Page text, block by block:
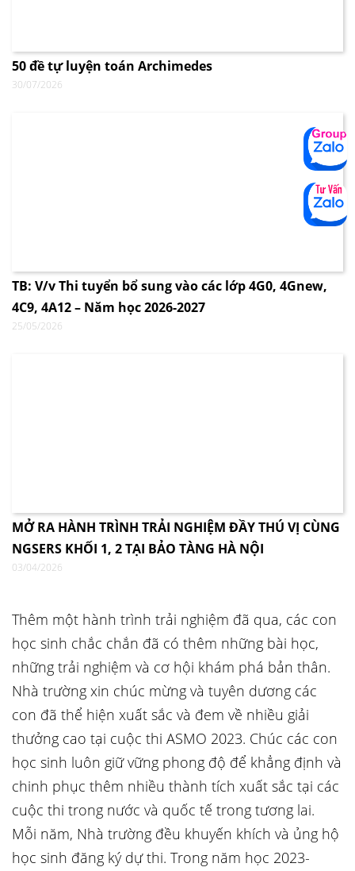
50 đề tự luyện toán Archimedes
30/07/2026
TB: V/v Thi tuyển bổ sung vào các lớp 4G0, 4Gnew,
4C9, 4A12 – Năm học 2026-2027
25/05/2026
MỞ RA HÀNH TRÌNH TRẢI NGHIỆM ĐẦY THÚ VỊ CÙNG
NGSERS KHỐI 1, 2 TẠI BẢO TÀNG HÀ NỘI
03/04/2026
Thêm một hành trình trải nghiệm đã qua, các con
học sinh chắc chắn đã có thêm những bài học,
những trải nghiệm và cơ hội khám phá bản thân.
Nhà trường xin chúc mừng và tuyên dương các
con đã thể hiện xuất sắc và đem về nhiều giải
thưởng cao tại cuộc thi ASMO 2023. Chúc các con
học sinh luôn giữ vững phong độ để khẳng định và
chinh phục thêm nhiều thành tích xuất sắc tại các
cuộc thi trong nước và quốc tế trong tương lai.
Mỗi năm, Nhà trường đều khuyến khích và ủng hộ
học sinh đăng ký dự thi. Trong năm học 2023-